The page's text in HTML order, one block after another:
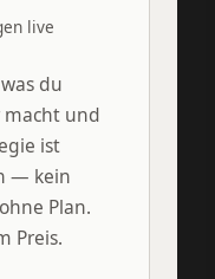
live
du
und
ist
— kein
Plan.
Preis.